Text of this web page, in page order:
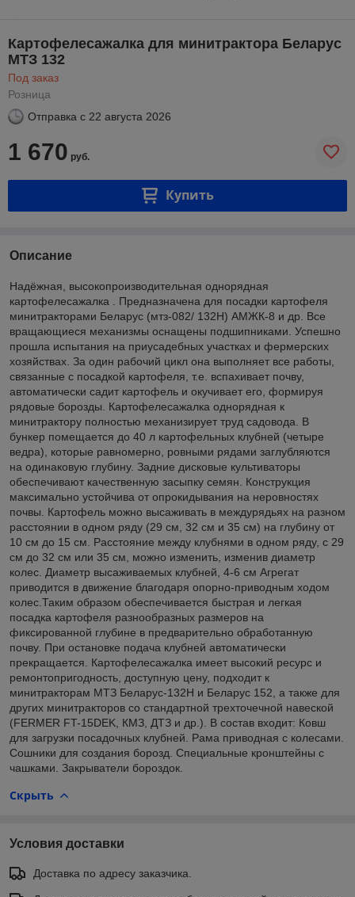
Картофелесажалка для минитрактора Беларус
МТЗ 132
Под заказ
Розница
Отправка с 22 августа 2026
1 670 руб.
Купить
Описание
Надёжная, высокопроизводительная однорядная
картофелесажалка . Предназначена для посадки картофеля
минитракторами Беларус (мтз-082/ 132Н) АМЖК-8 и др. Все
вращающиеся механизмы оснащены подшипниками. Успешно
прошла испытания на приусадебных участках и фермерских
хозяйствах. За один рабочий цикл она выполняет все работы,
связанные с посадкой картофеля, т.е. вспахивает почву,
автоматически садит картофель и окучивает его, формируя
рядовые борозды. Картофелесажалка однорядная к
минитрактору полностью механизирует труд садовода. В
бункер помещается до 40 л картофельных клубней (четыре
ведра), которые равномерно, ровными рядами заглубляются
на одинаковую глубину. Задние дисковые культиваторы
обеспечивают качественную засыпку семян. Конструкция
максимально устойчива от опрокидывания на неровностях
почвы. Картофель можно высаживать в междурядьях на разном
расстоянии в одном ряду (29 см, 32 см и 35 см) на глубину от
10 см до 15 см. Расстояние между клубнями в одном ряду, с 29
см до 32 см или 35 см, можно изменить, изменив диаметр
колес. Диаметр высаживаемых клубней, 4-6 см Агрегат
приводится в движение благодаря опорно-приводным ходом
колес.Таким образом обеспечивается быстрая и легкая
посадка картофеля разнообразных размеров на
фиксированной глубине в предварительно обработанную
почву. При остановке подача клубней автоматически
прекращается. Картофелесажалка имеет высокий ресурс и
ремонтопригодность, доступную цену, подходит к
минитракторам МТЗ Беларус-132Н и Беларус 152, а также для
других минитракторов со стандартной трехточечной навеской
(FERMER FT-15DEK, КМЗ, ДТЗ и др.). В состав входит: Ковш
для загрузки посадочных клубней. Рама приводная с колесами.
Сошники для создания борозд. Специальные кронштейны с
чашками. Закрыватели бороздок.
Скрыть
Условия доставки
Доставка по адресу заказчика.